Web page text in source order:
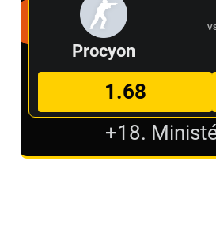
Procyon
1.68
+18.